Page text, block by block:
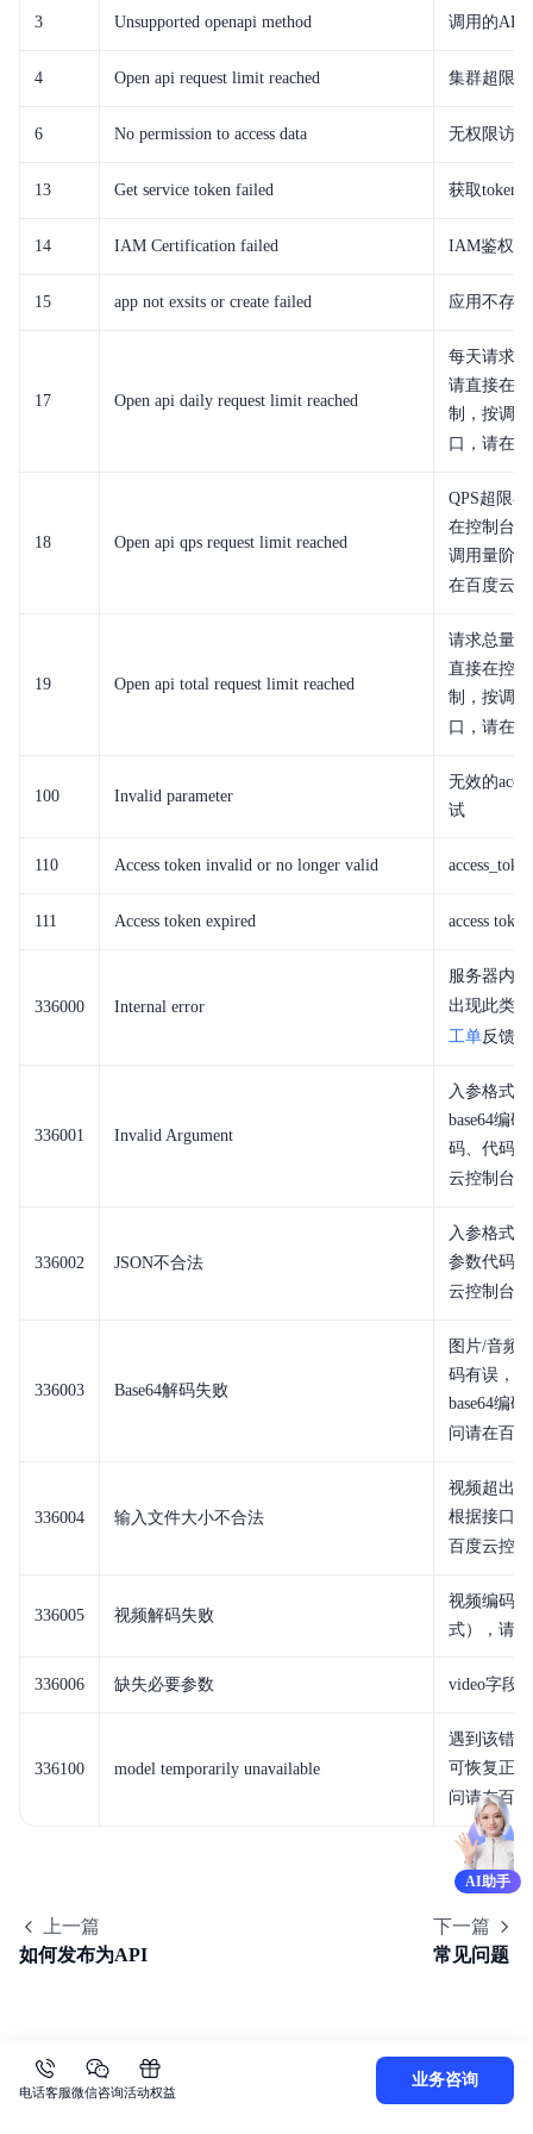
3 Unsupported openapi method 调用的API
4 Open api request limit reached 集群超限额
6 No permission to access data 无权限访
13 Get service token failed 获取token
14 IAM Certification failed IAM鉴权失
15 app not exsits or create failed 应用不存
17 Open api daily request limit reached
每天请求
请直接在
制，按调
口，请在
18 Open api qps request limit reached
QPS超限
在控制台
调用量阶
在百度云
19 Open api total request limit reached
请求总量
直接在控
制，按调
口，请在
100 Invalid parameter
无效的
试
110 Access token invalid or no longer valid
111 Access token expired access
336000 Internal error
服务器内
出现此类
工单反馈
336001 Invalid Argument
入参格式
base64编
码、代码
云控制台内
336002 JSON不合法
入参格式
参数代码
云控制台内
336003 Base64解码失败
图片/音频/
码有误，
base64编
问请在百
336004 输入文件大小不合法
视频超出
根据接口
百度云控
336005 视频解码失败
视频编码
式），请
336006 缺失必要参数 video字段
336100 model temporarily unavailable
遇到该错
可恢复正
问请在百
上一篇
如何发布为API
下一篇
常见问题
AI助手
电话客服微信咨询活动权益
业务咨询